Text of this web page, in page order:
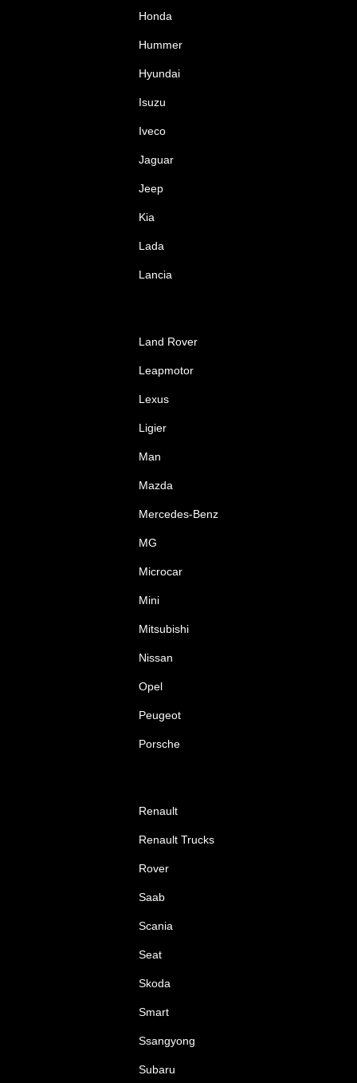
Honda
Hummer
Hyundai
Isuzu
Iveco
Jaguar
Jeep
Kia
Lada
Lancia
Land Rover
Leapmotor
Lexus
Ligier
Man
Mazda
Mercedes-Benz
MG
Microcar
Mini
Mitsubishi
Nissan
Opel
Peugeot
Porsche
Renault
Renault Trucks
Rover
Saab
Scania
Seat
Skoda
Smart
Ssangyong
Subaru